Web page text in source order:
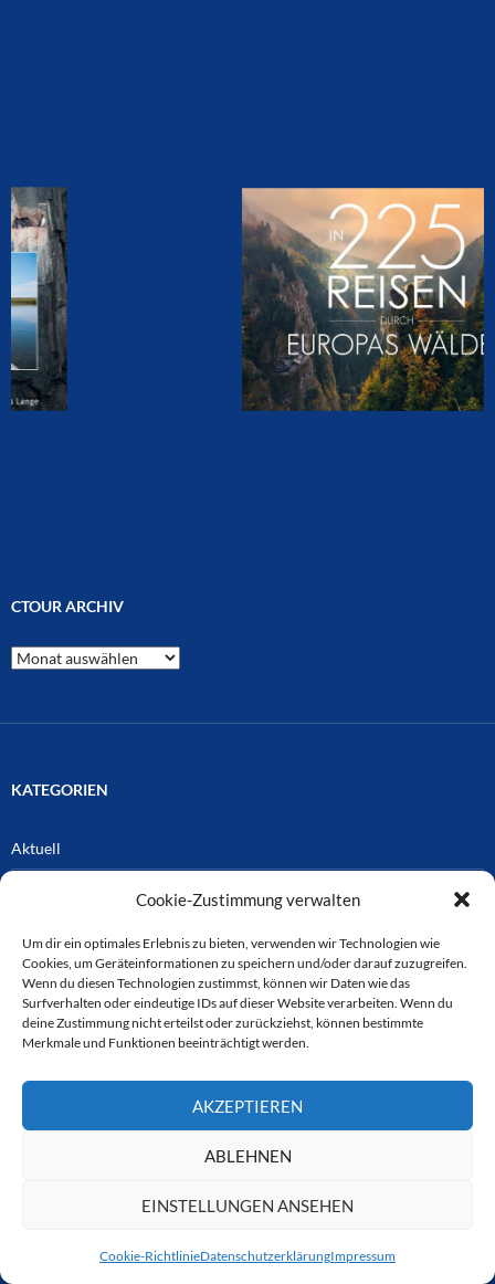
Cookie-Zustimmung verwalten
Um dir ein optimales Erlebnis zu bieten, verwenden wir Technologien wie
Cookies, um Geräteinformationen zu speichern und/oder darauf zuzugreifen.
Wenn du diesen Technologien zustimmst, können wir Daten wie das
Surfverhalten oder eindeutige IDs auf dieser Website verarbeiten. Wenn du
deine Zustimmung nicht erteilst oder zurückziehst, können bestimmte
Merkmale und Funktionen beeinträchtigt werden.
AKZEPTIEREN
ABLEHNEN
EINSTELLUNGEN ANSEHEN
Cookie-RichtlinieDatenschutzerklärungImpressum
CTOUR ARCHIV
CTOUR
Archiv
KATEGORIEN
Aktuell
Interview
Mitglieder
O-Ton
Polen
Reiseberichte